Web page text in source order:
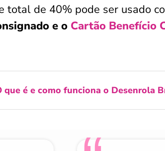
total de 40% pode ser usado
e o Cartão Benefício
que é e como funciona o Desenrola